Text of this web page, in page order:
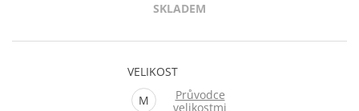
SKLADEM
VELIKOST
M
Průvodce
velikostmi